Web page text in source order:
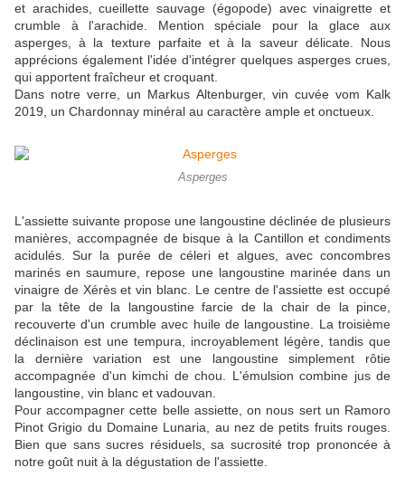
et arachides, cueillette sauvage (égopode) avec vinaigrette et
crumble à l'arachide. Mention spéciale pour la glace aux
asperges, à la texture parfaite et à la saveur délicate. Nous
apprécions également l'idée d'intégrer quelques asperges crues,
qui apportent fraîcheur et croquant.
Dans notre verre, un Markus Altenburger, vin cuvée vom Kalk
2019, un Chardonnay minéral au caractère ample et onctueux.
Asperges
L'assiette suivante propose une langoustine déclinée de plusieurs
manières, accompagnée de bisque à la Cantillon et condiments
acidulés. Sur la purée de céleri et algues, avec concombres
marinés en saumure, repose une langoustine marinée dans un
vinaigre de Xérès et vin blanc. Le centre de l'assiette est occupé
par la tête de la langoustine farcie de la chair de la pince,
recouverte d'un crumble avec huile de langoustine. La troisième
déclinaison est une tempura, incroyablement légère, tandis que
la dernière variation est une langoustine simplement rôtie
accompagnée d'un kimchi de chou. L'émulsion combine jus de
langoustine, vin blanc et vadouvan.
Pour accompagner cette belle assiette, on nous sert un Ramoro
Pinot Grigio du Domaine Lunaria, au nez de petits fruits rouges.
Bien que sans sucres résiduels, sa sucrosité trop prononcée à
notre goût nuit à la dégustation de l'assiette.